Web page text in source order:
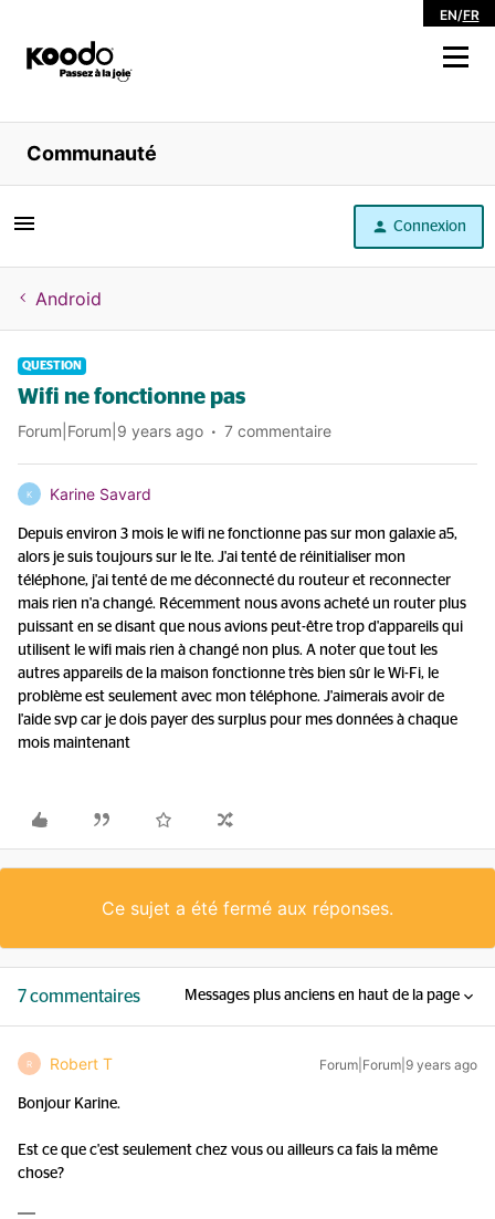
EN/FR
Magasiner
Libre service
Aide
Communauté
Connexion
Android
QUESTION
Wifi ne fonctionne pas
Forum|Forum|9 years ago 7 commentaire
K Karine Savard
Depuis environ 3 mois le wifi ne fonctionne pas sur mon galaxie a5,
alors je suis toujours sur le lte. J'ai tenté de réinitialiser mon
téléphone, j'ai tenté de me déconnecté du routeur et reconnecter
mais rien n'a changé. Récemment nous avons acheté un router plus
puissant en se disant que nous avions peut-être trop d'appareils qui
utilisent le wifi mais rien à changé non plus. A noter que tout les
autres appareils de la maison fonctionne très bien sûr le Wi-Fi, le
problème est seulement avec mon téléphone. J'aimerais avoir de
l'aide svp car je dois payer des surplus pour mes données à chaque
mois maintenant
Ce sujet a été fermé aux réponses.
7 commentaires Messages plus anciens en haut de la page
R Robert T Forum|Forum|9 years ago
Bonjour Karine.
Est ce que c'est seulement chez vous ou ailleurs ca fais la même
chose?